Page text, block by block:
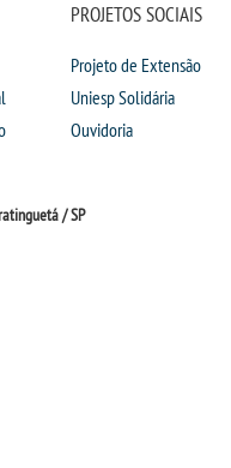
PROJETOS SOCIAIS
Projeto de Extensão
Uniesp Solidária
Ouvidoria
/ SP